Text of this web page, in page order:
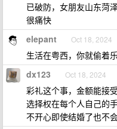
已破防，女朋友山东菏
很痛快
elepant Oct 18, 2024
生活在粤西，你就偷着
dx123 Oct 18, 2024
彩礼这个事，金额能接
选择权在每个人自己的
不开心即使结婚了也不